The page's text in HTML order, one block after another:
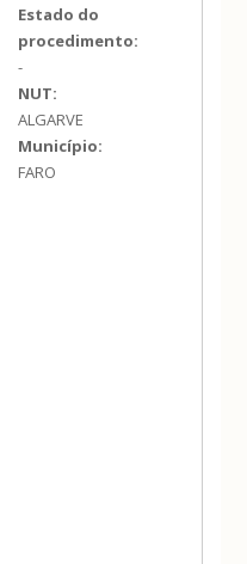
Estado do
procedimento:
-
NUT:
ALGARVE
Município:
FARO